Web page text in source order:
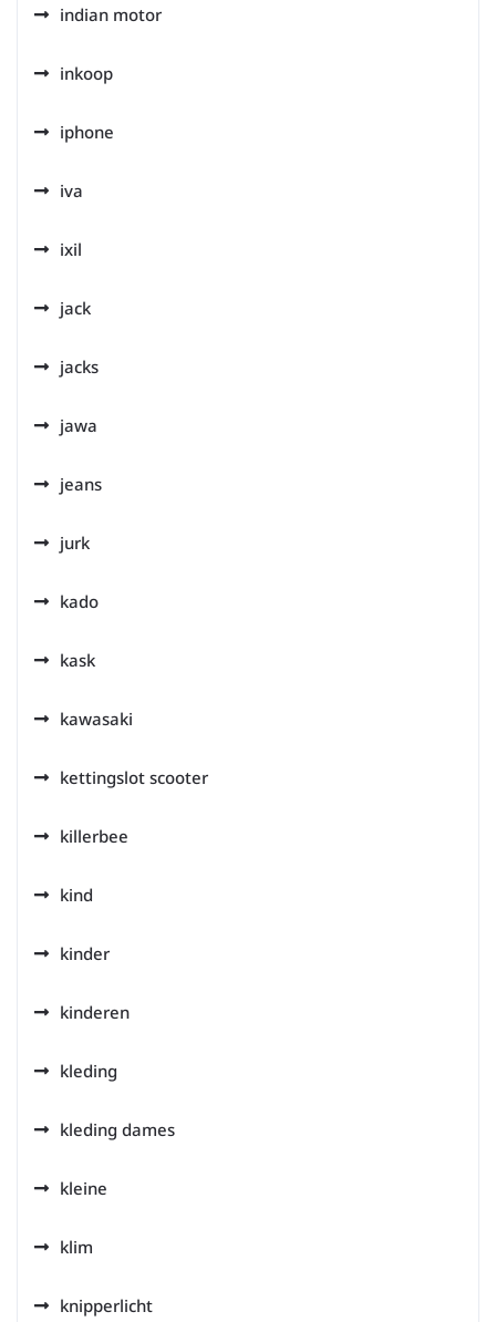
indian motor
inkoop
iphone
iva
ixil
jack
jacks
jawa
jeans
jurk
kado
kask
kawasaki
kettingslot scooter
killerbee
kind
kinder
kinderen
kleding
kleding dames
kleine
klim
knipperlicht